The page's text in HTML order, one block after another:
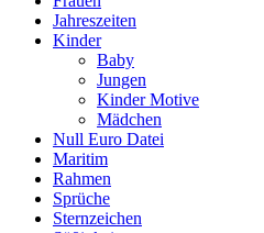
Jahreszeiten
Kinder
Baby
Jungen
Kinder Motive
Mädchen
Null Euro Datei
Maritim
Rahmen
Sprüche
Sternzeichen